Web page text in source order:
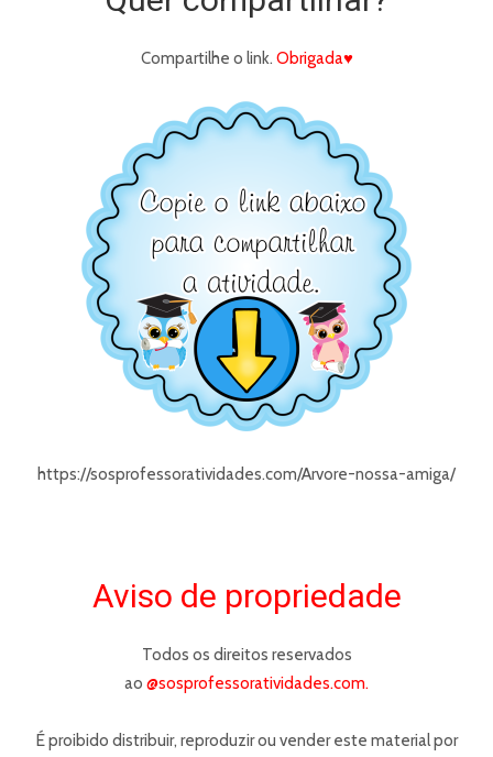
Compartilhe o link. Obrigada♥
https://sosprofessoratividades.com/Arvore-nossa-amiga/
Aviso de propriedade
Todos os direitos reservados
ao @sosprofessoratividades.com.
É proibido distribuir, reproduzir ou vender este material por